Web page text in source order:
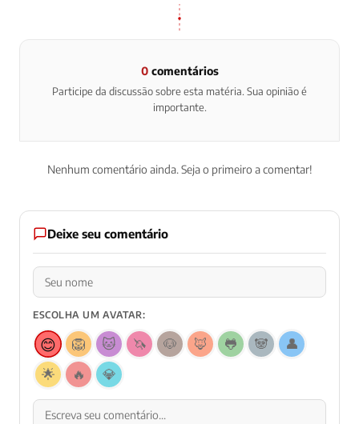
0comentários
Participe da discussão sobre esta matéria. Sua opinião é
importante.
Nenhum comentário ainda. Seja o primeiro a comentar!
Deixe seu comentário
ESCOLHA UM AVATAR:
😊 🦁 🐱 🦄 🐶 🦊 🐸 🐼
👤
🌟
🔥 💎